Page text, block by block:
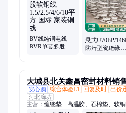
线、增容导线
BV线纯铜电线
BVR单芯多股软
悬式U70BP/
防污型瓷绝缘子
大城县北关鑫昌密封材料销
安心购
综合体验L1 回复及时 出价
河北廊坊
主营： 缠绕垫、高温胶、石棉垫、软